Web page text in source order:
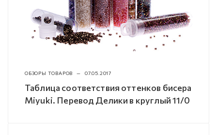
ОБЗОРЫ ТОВАРОВ — 07.05.2017
Таблица соответствия оттенков бисера
Miyuki. Перевод Делики в круглый 11/0